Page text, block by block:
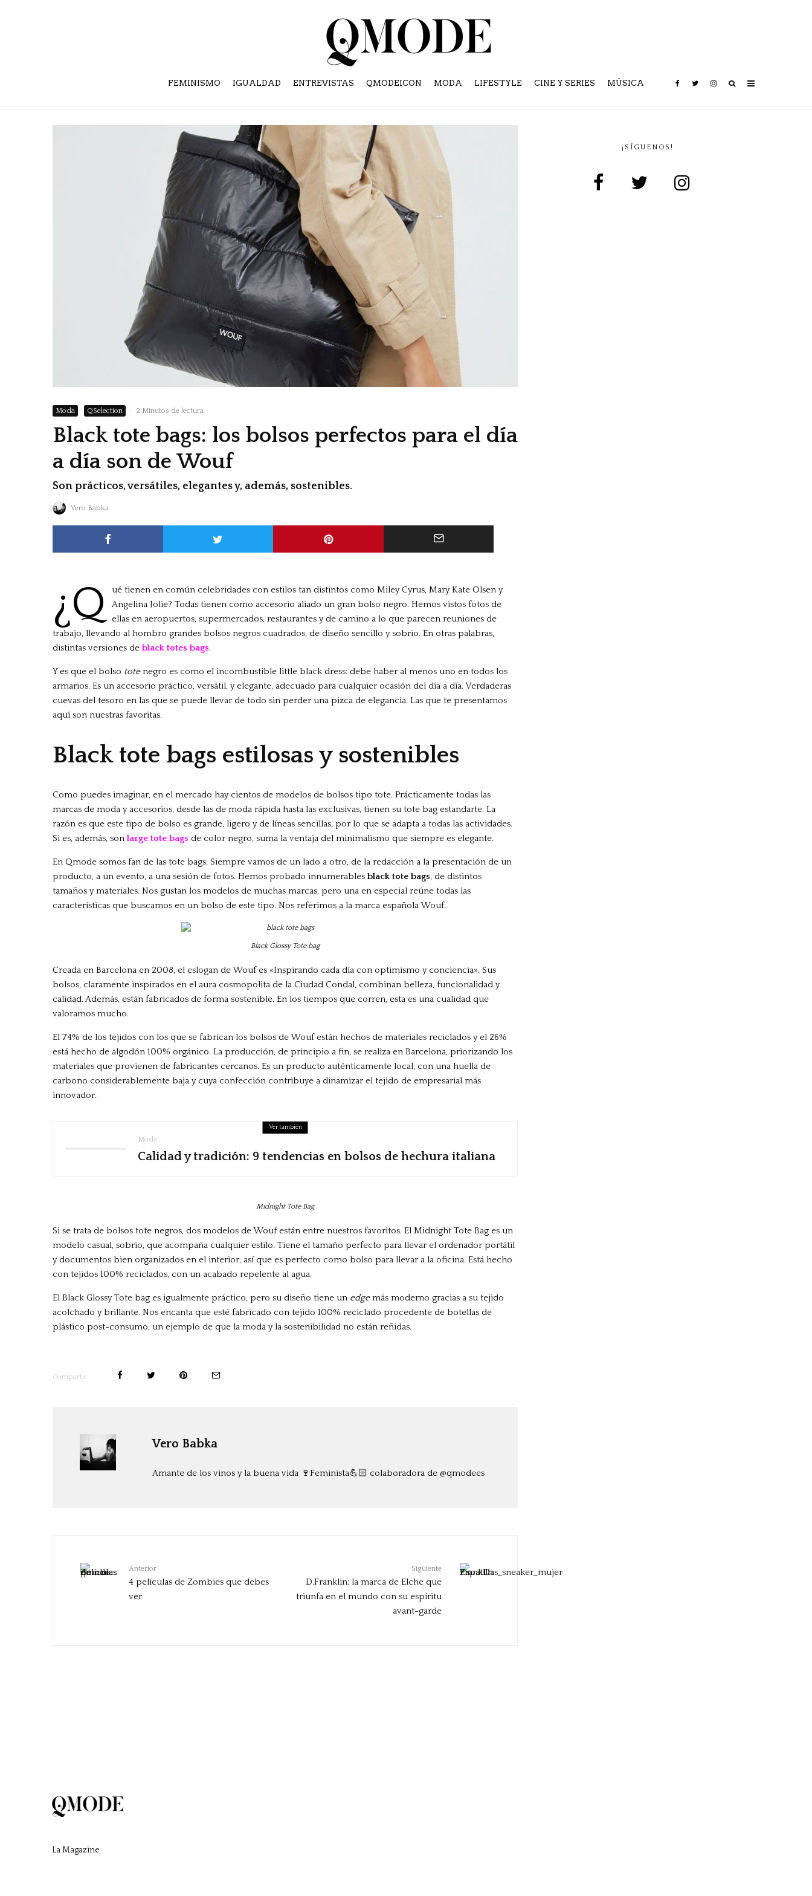
FEMINISMO IGUALDAD ENTREVISTAS QMODEICON MODA LIFESTYLE CINE Y SERIES MÚSICA
Moda QSelection · 2 Minutos de lectura
Black tote bags: los bolsos perfectos para el día
a día son de Wouf
Son prácticos, versátiles, elegantes y, además, sostenibles.
Vero Babka
¿Q
ué tienen en común celebridades con estilos tan distintos como Miley Cyrus, Mary Kate Olsen y
Angelina Jolie? Todas tienen como accesorio aliado un gran bolso negro. Hemos vistos fotos de
ellas en aeropuertos, supermercados, restaurantes y de camino a lo que parecen reuniones de
trabajo, llevando al hombro grandes bolsos negros cuadrados, de diseño sencillo y sobrio. En otras palabras,
distintas versiones deblack totes bags.
Y es que el bolso totenegro es como el incombustible little black dress: debe haber al menos uno en todos los
armarios. Es un accesorio práctico, versátil, y elegante, adecuado para cualquier ocasión del día a día. Verdaderas
cuevas del tesoro en las que se puede llevar de todo sin perder una pizca de elegancia. Las que te presentamos
aquí son nuestras favoritas.
Black tote bags estilosas y sostenibles
Como puedes imaginar, en el mercado hay cientos de modelos de bolsos tipo tote. Prácticamente todas las
marcas de moda y accesorios, desde las de moda rápida hasta las exclusivas, tienen su tote bag estandarte. La
razón es que este tipo de bolso es grande, ligero y de líneas sencillas, por lo que se adapta a todas las actividades.
Si es, además, sonlarge tote bags de color negro, suma la ventaja del minimalismo que siempre es elegante.
En Qmode somos fan de las tote bags. Siempre vamos de un lado a otro, de la redacción a la presentación de un
producto, a un evento, a una sesión de fotos. Hemos probado innumerablesblack tote bags, de distintos
tamaños y materiales. Nos gustan los modelos de muchas marcas, pero una en especial reúne todas las
características que buscamos en un bolso de este tipo. Nos referimos a la marca española Wouf.
Black Glossy Tote bag
Creada en Barcelona en 2008, el eslogan de Wouf es «Inspirando cada día con optimismo y conciencia». Sus
bolsos, claramente inspirados en el aura cosmopolita de la Ciudad Condal, combinan belleza, funcionalidad y
calidad. Además, están fabricados de forma sostenible. En los tiempos que corren, esta es una cualidad que
valoramos mucho.
El 74% de los tejidos con los que se fabrican los bolsos de Wouf están hechos de materiales reciclados y el 26%
está hecho de algodón 100% orgánico. La producción, de principio a fin, se realiza en Barcelona, priorizando los
materiales que provienen de fabricantes cercanos. Es un producto auténticamente local, con una huella de
carbono considerablemente baja y cuya confección contribuye a dinamizar el tejido de empresarial más
innovador.
Ver también
Moda
Calidad y tradición: 9 tendencias en bolsos de hechura italiana
Midnight Tote Bag
Si se trata de bolsos tote negros, dos modelos de Wouf están entre nuestros favoritos. El Midnight Tote Bag es un
modelo casual, sobrio, que acompaña cualquier estilo. Tiene el tamaño perfecto para llevar el ordenador portátil
y documentos bien organizados en el interior, así que es perfecto como bolso para llevar a la oficina. Está hecho
con tejidos 100% reciclados, con un acabado repelente al agua.
El Black Glossy Tote bag es igualmente práctico, pero su diseño tiene un edgemás moderno gracias a su tejido
acolchado y brillante. Nos encanta que esté fabricado con tejido 100% reciclado procedente de botellas de
plástico post-consumo, un ejemplo de que la moda y la sostenibilidad no están reñidas.
Compartir
Vero Babka
Amante de los vinos y la buena vida 🍷Feminista💪🏻 colaboradora de @qmodees
Anterior
4 películas de Zombies que debes
ver
Siguiente
D.Franklin: la marca de Elche que
triunfa en el mundo con su espíritu
avant-garde
¡SÍGUENOS!
La Magazine